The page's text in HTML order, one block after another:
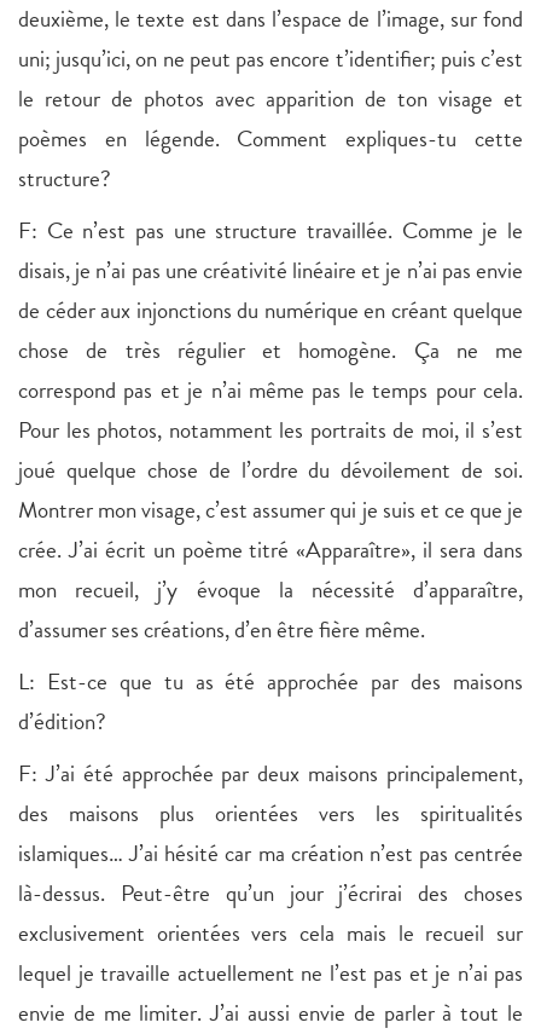
deuxième, le texte est dans l’espace de l’image, sur fond
uni; jusqu’ici, on ne peut pas encore t’identifier; puis c’est
le retour de photos avec apparition de ton visage et
poèmes en légende. Comment expliques-tu cette
structure?
F: Ce n’est pas une structure travaillée. Comme je le
disais, je n’ai pas une créativité linéaire et je n’ai pas envie
de céder aux injonctions du numérique en créant quelque
chose de très régulier et homogène. Ça ne me
correspond pas et je n’ai même pas le temps pour cela.
Pour les photos, notamment les portraits de moi, il s’est
joué quelque chose de l’ordre du dévoilement de soi.
Montrer mon visage, c’est assumer qui je suis et ce que je
crée. J’ai écrit un poème titré «Apparaître», il sera dans
mon recueil, j’y évoque la nécessité d’apparaître,
d’assumer ses créations, d’en être fière même.
L: Est-ce que tu as été approchée par des maisons
d’édition?
F: J’ai été approchée par deux maisons principalement,
des maisons plus orientées vers les spiritualités
islamiques… J’ai hésité car ma création n’est pas centrée
là-dessus. Peut-être qu’un jour j’écrirai des choses
exclusivement orientées vers cela mais le recueil sur
lequel je travaille actuellement ne l’est pas et je n’ai pas
envie de me limiter. J’ai aussi envie de parler à tout le